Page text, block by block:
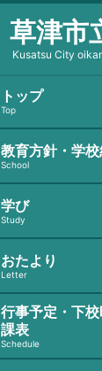
草津市
Kusatsu City
トップ
Top
教育方針・学
School
学び
Study
おたより
Letter
行事予定・下
課表
Schedule